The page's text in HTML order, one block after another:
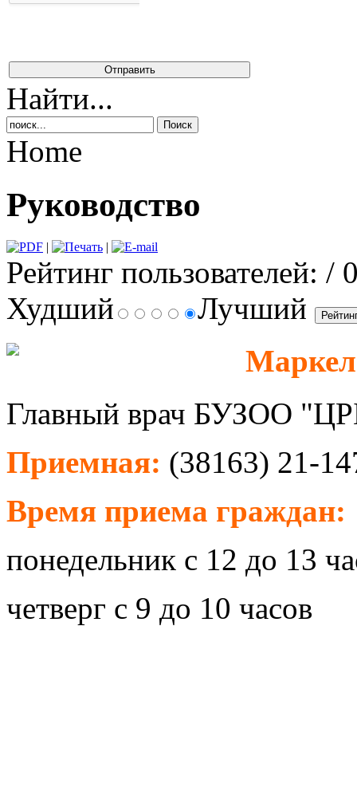
Найти...
Home
Руководство
| |
Рейтинг пользователей: /
Худший
Лучший
Главный врач БУЗОО
Приемная: (38163) 21-
Время приема граждан:
понедельник с 12 до 13
четверг с 9 до 10 часов